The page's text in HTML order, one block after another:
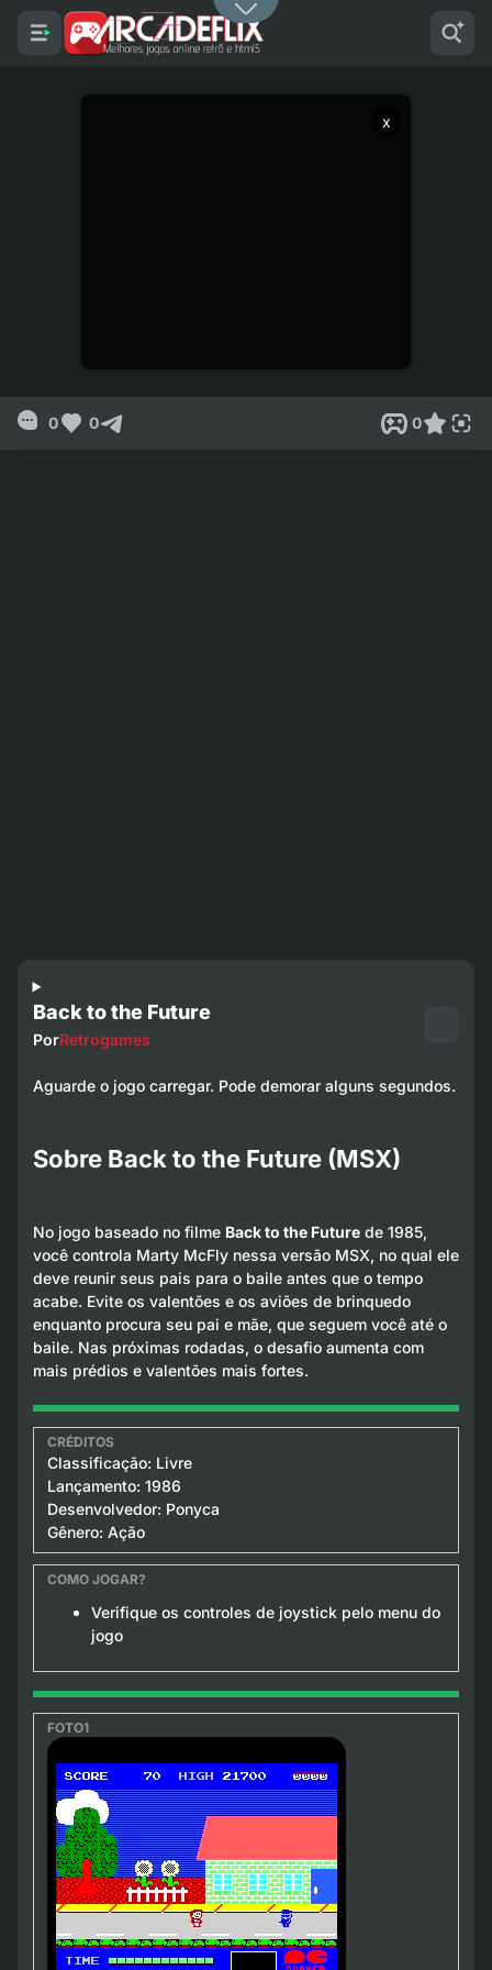
x
0 0 0
Back to the Future
PorRetrogames
Aguarde o jogo carregar. Pode demorar alguns segundos.
Sobre Back to the Future (MSX)
No jogo baseado no filme Back to the Futurede 1985,
você controla Marty McFly nessa versão MSX, no qual ele
deve reunir seus pais para o baile antes que o tempo
acabe. Evite os valentões e os aviões de brinquedo
enquanto procura seu pai e mãe, que seguem você até o
baile. Nas próximas rodadas, o desafio aumenta com
mais prédios e valentões mais fortes.
Classificação: Livre
Lançamento: 1986
Desenvolvedor: Ponyca
Gênero: Ação
Verifique os controles de joystick pelo menu do
jogo